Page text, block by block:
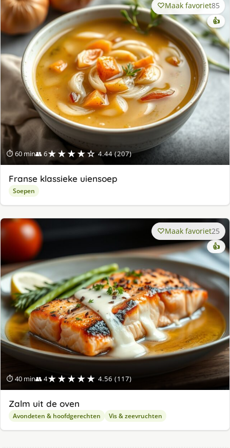
⏱ 60 min👥 6★★★★☆ 4.44 (207)
Maak favoriet85
👍
Franse klassieke uiensoep
Soepen
⏱ 40 min👥 4★★★★★ 4.56 (117)
Maak favoriet25
👍
Zalm uit de oven
Avondeten & hoofdgerechten Vis & zeevruchten